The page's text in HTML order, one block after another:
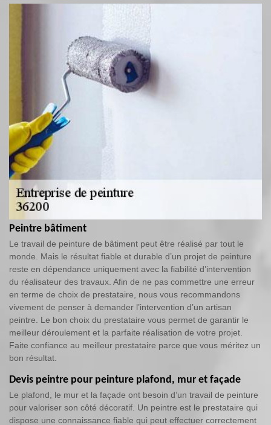
Peintre bâtiment
Le travail de peinture de bâtiment peut être réalisé par tout le
monde. Mais le résultat fiable et durable d’un projet de peinture
reste en dépendance uniquement avec la fiabilité d’intervention
du réalisateur des travaux. Afin de ne pas commettre une erreur
en terme de choix de prestataire, nous vous recommandons
vivement de penser à demander l’intervention d’un artisan
peintre. Le bon choix du prestataire vous permet de garantir le
meilleur déroulement et la parfaite réalisation de votre projet.
Faite confiance au meilleur prestataire parce que vous méritez un
bon résultat.
Devis peintre pour peinture plafond, mur et façade
Le plafond, le mur et la façade ont besoin d’un travail de peinture
pour valoriser son côté décoratif. Un peintre est le prestataire qui
dispose une connaissance fiable qui peut effectuer correctement